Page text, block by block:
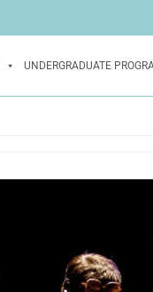
UNDERGRADUATE